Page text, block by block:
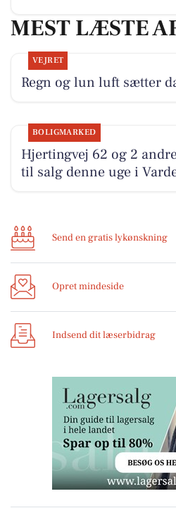
MEST LÆSTE
VEJRET
Regn og lun luft sætter
BOLIGMARKED
Hjertingvej 62 og 2
til salg denne uge i
Send en gratis lykønskning
Opret mindeside
Indsend dit læserbidrag